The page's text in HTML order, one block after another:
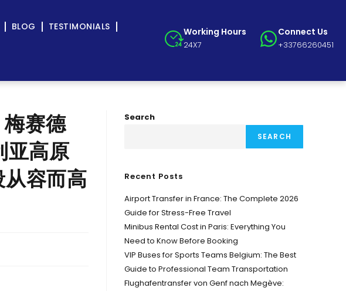
BLOG TESTIMONIALS Working Hours
24X7
Connect Us
+33766260451
赛德
高原
容而高
Search
SEARCH
Recent Posts
Airport Transfer in France: The Complete 2026
Guide for Stress-Free Travel
Minibus Rental Cost in Paris: Everything You
Need to Know Before Booking
VIP Buses for Sports Teams Belgium: The Best
Guide to Professional Team Transportation
Flughafentransfer von Genf nach Megève: